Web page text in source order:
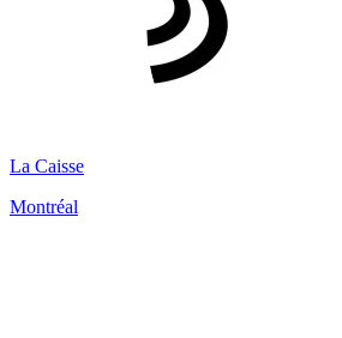
La Caisse
Montréal